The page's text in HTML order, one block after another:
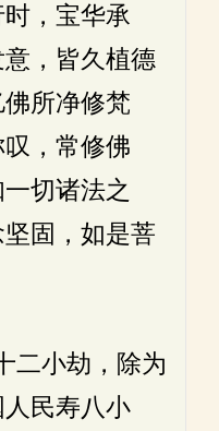
，宝华承
，皆久植德
所净修梵
，常修佛
切诸法之
固，如是菩
二小劫，除为
民寿八小